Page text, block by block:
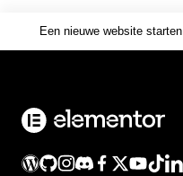
Een nieuwe website starten